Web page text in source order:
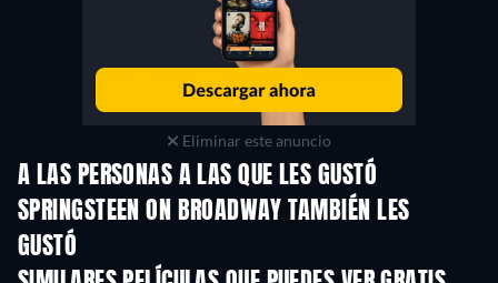
Eliminar este anuncio
A LAS PERSONAS A LAS QUE LES GUSTÓ
SPRINGSTEEN ON BROADWAY TAMBIÉN LES
GUSTÓ